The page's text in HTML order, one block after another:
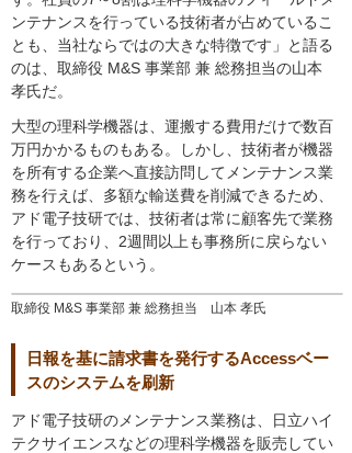
取締役 M&S 事業部 兼 総務担当 山本 孝氏
ンテナンスを行っている技術者が占めているこ
とも、当社ならではの大きな特徴です」と語る
のは、取締役 M&S 事業部 兼 総務担当の山本
孝氏だ。
大型の理科学機器は、運搬する費用だけで数百
万円かかるものもある。しかし、技術者が機器
を所有する企業へ直接訪問してメンテナンス業
務を行えば、多額な輸送費を削減できるため、
アド電子技研では、技術者は常に顧客先で業務
を行っており、2週間以上も事務所に戻らない
ケースもあるという。
日報を基に請求書を発行するAccessベー
スのシステムを刷新
アド電子技研のメンテナンス業務は、日立ハイ
テクサイエンスなどの理科学機器を販売してい